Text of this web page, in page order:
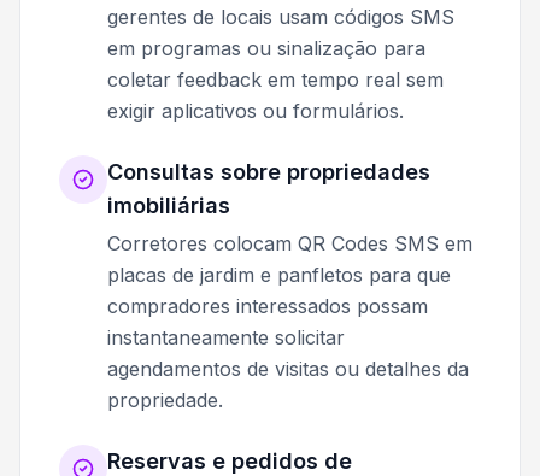
gerentes de locais usam códigos SMS
em programas ou sinalização para
coletar feedback em tempo real sem
exigir aplicativos ou formulários.
Consultas sobre propriedades
imobiliárias
Corretores colocam QR Codes SMS em
placas de jardim e panfletos para que
compradores interessados possam
instantaneamente solicitar
agendamentos de visitas ou detalhes da
propriedade.
Reservas e pedidos de